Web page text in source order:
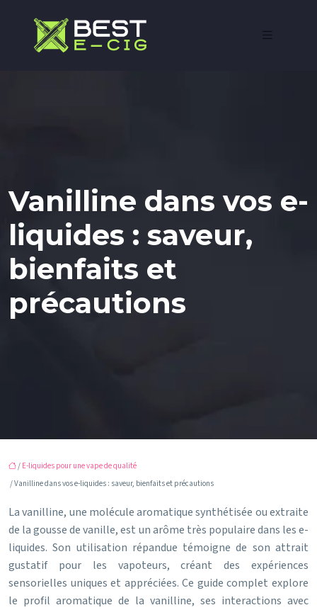
Vanilline dans vos e-
liquides : saveur,
bienfaits et
précautions
/ E-liquides pour une vape de qualité
/ Vanilline dans vos e-liquides : saveur, bienfaits et précautions
La vanilline, une molécule aromatique synthétisée ou extraite
de la gousse de vanille, est un arôme très populaire dans les e-
liquides. Son utilisation répandue témoigne de son attrait
gustatif pour les vapoteurs, créant des expériences
sensorielles uniques et appréciées. Ce guide complet explore
le profil aromatique de la vanilline, ses interactions avec